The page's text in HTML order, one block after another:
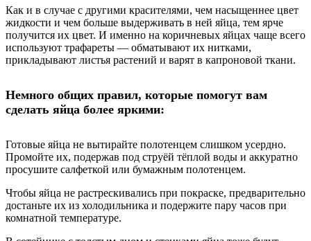
Как и в случае с другими красителями, чем насыщеннее цвет
жидкости и чем больше выдерживать в ней яйца, тем ярче
получится их цвет. И именно на коричневых яйцах чаще всего
используют трафареты — обматывают их нитками,
прикладывают листья растений и варят в капроновой ткани.
Немного общих правил, которые помогут вам
сделать яйца более яркими:
Готовые яйца не вытирайте полотенцем слишком усердно.
Промойте их, подержав под струёй тёплой воды и аккуратно
просушите салфеткой или бумажным полотенцем.
Чтобы яйца не растрескивались при покраске, предварительно
достаньте их из холодильника и подержите пару часов при
комнатной температуре.